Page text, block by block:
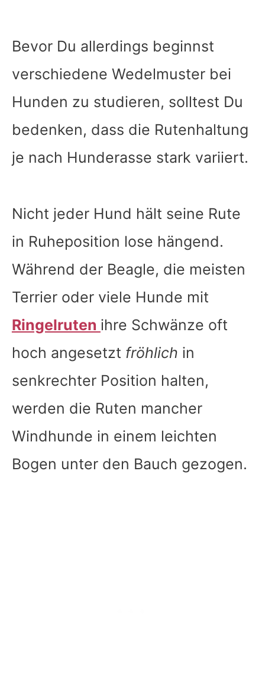
Bevor Du allerdings beginnst
verschiedene Wedelmuster bei
Hunden zu studieren, solltest Du
bedenken, dass die Rutenhaltung
je nach Hunderasse stark variiert.
Nicht jeder Hund hält seine Rute
in Ruheposition lose hängend.
Während der Beagle, die meisten
Terrier oder viele Hunde mit
Ringelruten ihre Schwänze oft
hoch angesetzt fröhlich in
senkrechter Position halten,
werden die Ruten mancher
Windhunde in einem leichten
Bogen unter den Bauch gezogen.